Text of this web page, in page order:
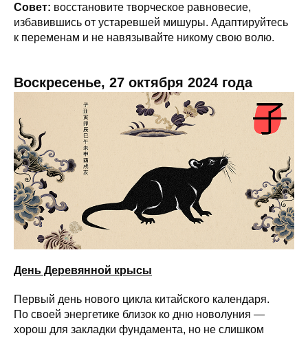
Совет: восстановите творческое равновесие,
избавившись от устаревшей мишуры. Адаптируйтесь
к переменам и не навязывайте никому свою волю.
Воскресенье, 27 октября 2024 года
День Деревянной крысы
Первый день нового цикла китайского календаря.
По своей энергетике близок ко дню новолуния —
хорош для закладки фундамента, но не слишком